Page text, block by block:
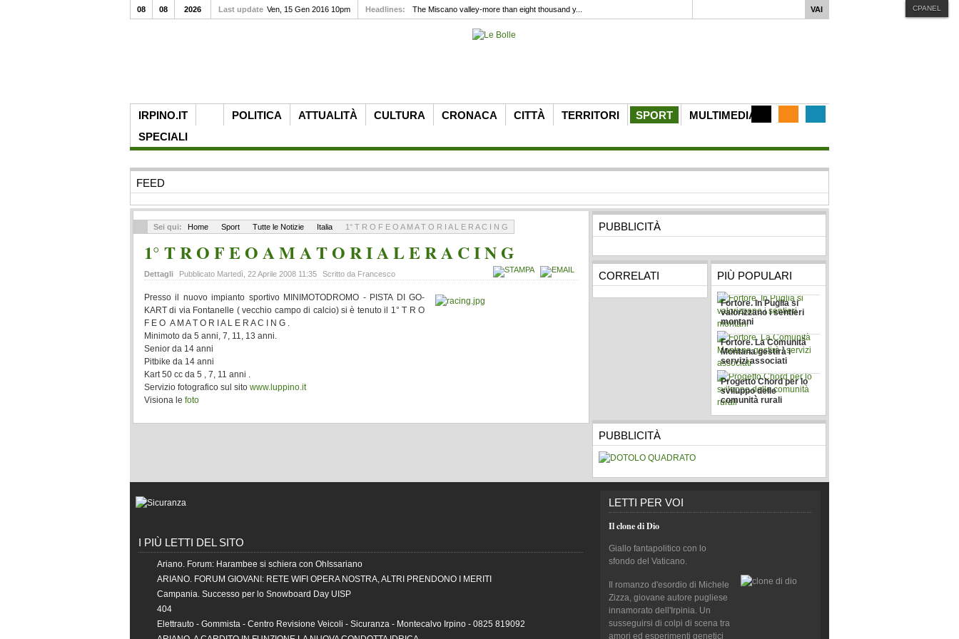
IRPINO.IT POLITICA ATTUALITÀ CULTURA CRONACA CITTÀ TERRITORI SPORT
MULTIMEDIA
SPECIALI
08 08 2026 Last update Ven, 15 Gen 2016 10pm Headlines: The Miscano valley-more than eight thousand y... CPANEL
FEED
Sei qui: Home Sport Tutte le Notizie Italia 1° T R O F E O A M A T O R I A L E R A C I N G
1° T R O F E O A M A T O R I A L E R A C I N G
Dettagli Pubblicato Martedì, 22 Aprile 2008 11:35 Scritto da Francesco
Presso il nuovo impianto sportivo MINIMOTODROMO - PISTA DI GO-
KART di via Fontanelle ( vecchio campo di calcio) si è tenuto il 1° T R O
F E O A M A T O R I A L E R A C I N G .
Minimoto da 5 anni, 7, 11, 13 anni.
Senior da 14 anni
Pitbike da 14 anni
Kart 50 cc da 5 , 7, 11 anni .
Servizio fotografico sul sito www.luppino.it
Visiona le foto
PUBBLICITÀ
CORRELATI PIÙ POPULARI
Fortore. In Puglia si
valorizzano i sentieri
montani
Fortore. La Comunità
Montana gestirà i
servizi associati
Progetto Chord per lo
sviluppo delle
comunità rurali
PUBBLICITÀ
I PIÙ LETTI DEL SITO
Ariano. Forum: Harambee si schiera con OhIssariano
ARIANO. FORUM GIOVANI: RETE WIFI OPERA NOSTRA, ALTRI PRENDONO I MERITI
Campania. Successo per lo Snowboard Day UISP
404
Elettrauto - Gommista - Centro Revisione Veicoli - Sicuranza - Montecalvo Irpino - 0825 819092
LETTI PER VOI
Il clone di Dio
Giallo fantapolitico con lo
sfondo del Vaticano.
Il romanzo d'esordio di Michele
Zizza, giovane autore pugliese
innamorato dell'Irpinia. Un
susseguirsi di colpi di scena tra
amori ed esperimenti genetici